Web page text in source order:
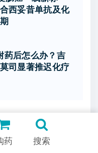
西妥昔单抗及化
药后怎么办？吉
司显著推迟化疗
药 搜索